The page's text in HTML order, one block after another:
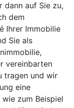
auf Sie zu,
dem
Ihrer Immobilie
Sie als
vereinbarten
tragen und wir
eine
zum Beispiel